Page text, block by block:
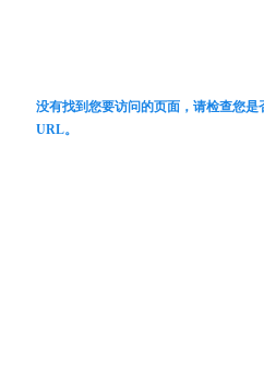
没有找到您要访问的页面，请检查您是
URL。